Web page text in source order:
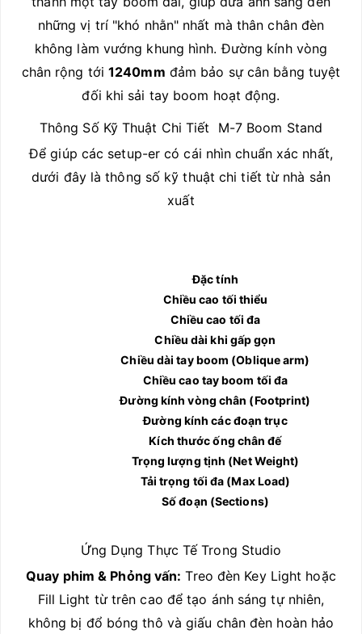
những vị trí "khó nhằn" nhất mà thân chân đèn
không làm vướng khung hình. Đường kính vòng
chân rộng tới1240mm đảm bảo sự cân bằng tuyệt
đối khi sải tay boom hoạt động.
Thông Số Kỹ Thuật Chi Tiết M-7 Boom Stand
Để giúp các setup-er có cái nhìn chuẩn xác nhất,
dưới đây là thông số kỹ thuật chi tiết từ nhà sản
xuất
Đặc tính
Chiều cao tối thiểu
Chiều cao tối đa
Chiều dài khi gấp gọn
Chiều dài tay boom (Oblique arm)
Chiều cao tay boom tối đa
Đường kính vòng chân (Footprint)
Đường kính các đoạn trục
Kích thước ống chân đế
Trọng lượng tịnh (Net Weight)
Tải trọng tối đa (Max Load)
Số đoạn (Sections)
Ứng Dụng Thực Tế Trong Studio
Quay phim & Phỏng vấn: Treo đèn Key Light hoặc
Fill Light từ trên cao để tạo ánh sáng tự nhiên,
không bị đổ bóng thô và giấu chân đèn hoàn hảo